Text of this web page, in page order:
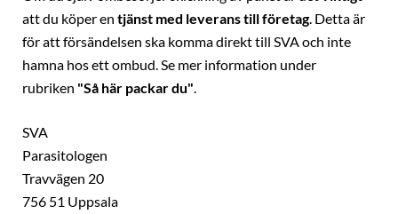
att du köper en tjänst med leverans till företag. Detta är
för att försändelsen ska komma direkt till SVA och inte
hamna hos ett ombud. Se mer information under
rubriken "Så här packar du".
SVA
Parasitologen
Travvägen 20
756 51 Uppsala